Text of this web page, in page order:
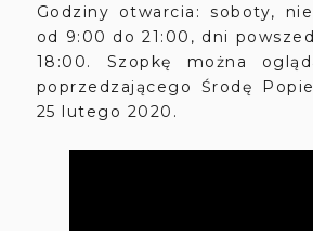
Godziny otwarcia: soboty,
od 9:00 do 21:00, dni
18:00. Szopkę można
poprzedzającego Środę
25 lutego 2020.